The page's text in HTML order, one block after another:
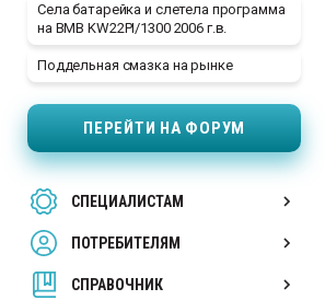
Села батарейка и слетела программа
на BMB KW22PI/1300 2006 г.в.
Поддельная смазка на рынке
ПЕРЕЙТИ НА ФОРУМ
СПЕЦИАЛИСТАМ
ПОТРЕБИТЕЛЯМ
СПРАВОЧНИК